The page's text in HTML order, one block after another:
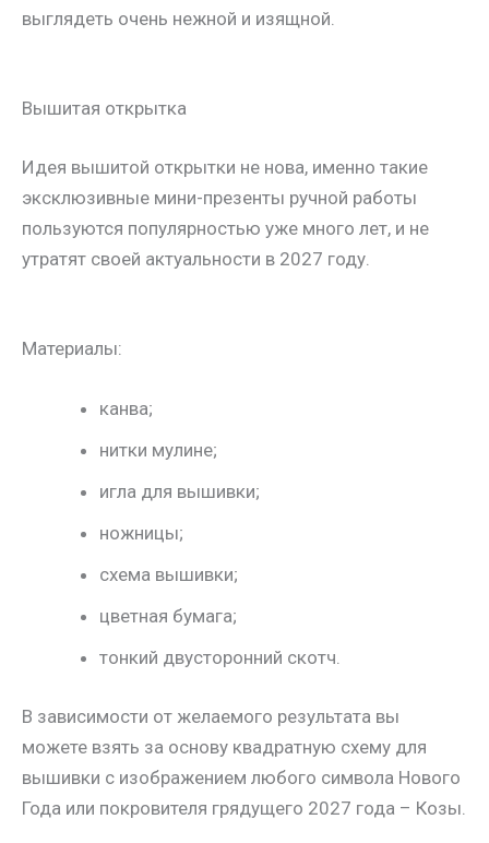
выглядеть очень нежной и изящной.
Вышитая открытка
Идея вышитой открытки не нова, именно такие
эксклюзивные мини-презенты ручной работы
пользуются популярностью уже много лет, и не
утратят своей актуальности в 2027 году.
Материалы:
канва;
нитки мулине;
игла для вышивки;
ножницы;
схема вышивки;
цветная бумага;
тонкий двусторонний скотч.
В зависимости от желаемого результата вы
можете взять за основу квадратную схему для
вышивки с изображением любого символа Нового
Года или покровителя грядущего 2027 года – Козы.